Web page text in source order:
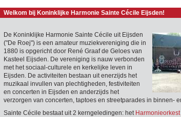
Welkom bij Koninklijke Harmonie Sainte Cécile Eijsden!
De Koninklijke Harmonie Sainte Cécile uit Eijsden
("De Roej") is een amateur muziekvereniging die in
1880 is opgericht door René Graaf de Geloes van
Kasteel Eijsden. De vereniging is nauw verbonden
met het sociaal-culturele en kerkelijke leven in
Eijsden. De activiteiten bestaan uit enerzijds het
muzikaal invullen van plechtigheden, festiviteiten
en concerten in Eijsden en anderzijds het
verzorgen van concerten, taptoes en streetparades in binnen-
Sainte Cécile bestaat uit 2 kerngeledingen: het Harmonieorkest